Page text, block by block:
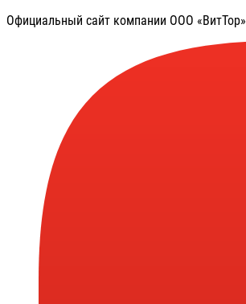
Официальный сайт компании ООО